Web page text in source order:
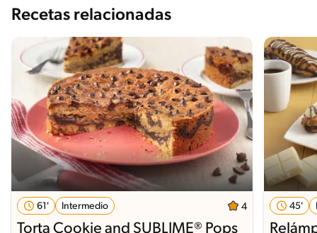
Recetas relacionadas
61' Intermedio 4
Torta Cookie and SUBLIME® Pops
45'